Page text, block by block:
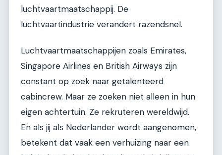
luchtvaartmaatschappij. De
luchtvaartindustrie verandert razendsnel.
Luchtvaartmaatschappijen zoals Emirates,
Singapore Airlines en British Airways zijn
constant op zoek naar getalenteerd
cabincrew. Maar ze zoeken niet alleen in hun
eigen achtertuin. Ze rekruteren wereldwijd.
En als jij als Nederlander wordt aangenomen,
betekent dat vaak een verhuizing naar een